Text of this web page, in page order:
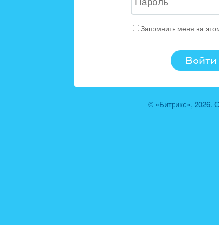
Запомнить меня на
© «Битрикс», 2026.